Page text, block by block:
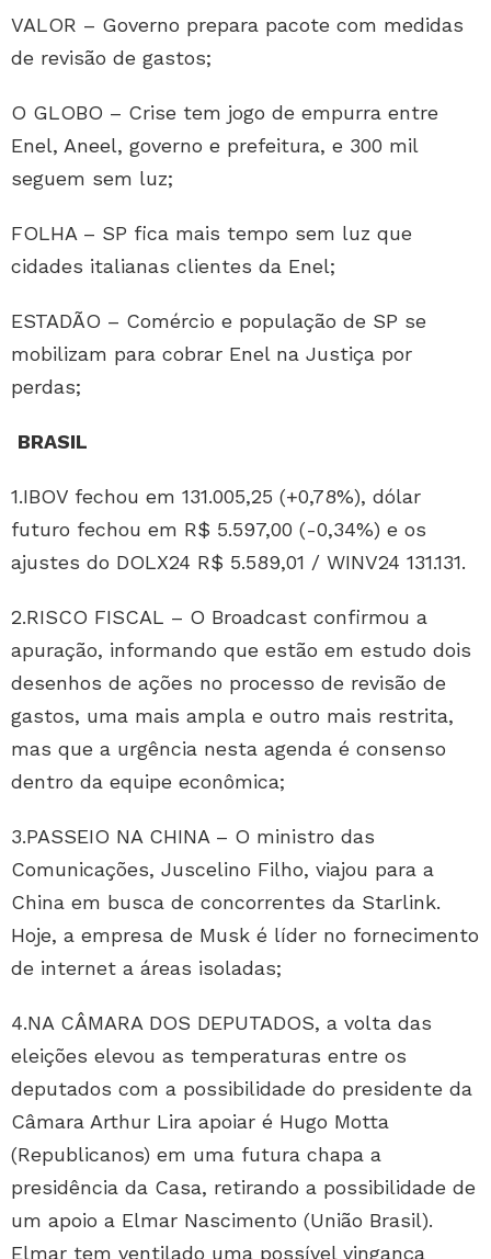
VALOR – Governo prepara pacote com medidas
de revisão de gastos;
O GLOBO – Crise tem jogo de empurra entre
Enel, Aneel, governo e prefeitura, e 300 mil
seguem sem luz;
FOLHA – SP fica mais tempo sem luz que
cidades italianas clientes da Enel;
ESTADÃO – Comércio e população de SP se
mobilizam para cobrar Enel na Justiça por
perdas;
BRASIL
1.IBOV fechou em 131.005,25 (+0,78%), dólar
futuro fechou em R$ 5.597,00 (-0,34%) e os
ajustes do DOLX24 R$ 5.589,01 / WINV24 131.131.
2.RISCO FISCAL – O Broadcast confirmou a
apuração, informando que estão em estudo dois
desenhos de ações no processo de revisão de
gastos, uma mais ampla e outro mais restrita,
mas que a urgência nesta agenda é consenso
dentro da equipe econômica;
3.PASSEIO NA CHINA – O ministro das
Comunicações, Juscelino Filho, viajou para a
China em busca de concorrentes da Starlink.
Hoje, a empresa de Musk é líder no fornecimento
de internet a áreas isoladas;
4.NA CÂMARA DOS DEPUTADOS, a volta das
eleições elevou as temperaturas entre os
deputados com a possibilidade do presidente da
Câmara Arthur Lira apoiar é Hugo Motta
(Republicanos) em uma futura chapa a
presidência da Casa, retirando a possibilidade de
um apoio a Elmar Nascimento (União Brasil).
Elmar tem ventilado uma possível vingança